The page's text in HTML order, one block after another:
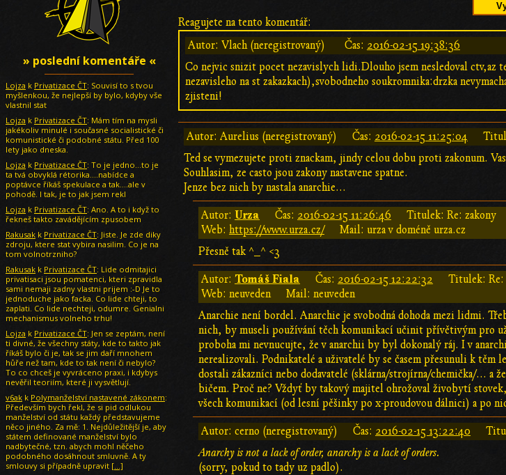
Reagujete na tento komentář:
Autor: Vlach (neregistrovaný)
Čas: 2016-02-15 19:38:36
Co nejvic snizit pocet nezavislych lidi.Dlouho jsem nesledoval ctv,az
nezavisleho na st zakazkach),svobodneho soukromnika:drzka
zjisteni!
Autor: Aurelius (neregistrovaný) Čas: 2016-02-15 11:25:04
Ted se vymezujete proti znackam, jindy celou dobu proti zakonum.
Souhlasim, ze casto jsou zakony nastavene spatne.
Jenze bez nich by nastala anarchie...
Autor: Urza Čas: 2016-02-15 11:26:46 Titulek: Re: zakony
Web:https://www.urza.cz/
Mail: urza v doméně urza.cz
Přesně tak ^_^ <3
Autor:Tomáš Fiala Čas: 2016-02-15 12:22:32 Titulek: Re:
Web: neuveden
Mail: neuveden
Anarchie není bordel. Anarchie je svobodná dohoda mezi lidmi.
nich, by museli používání těch komunikací učinit přívětivým pro
proboha mi nevnucujte, že v anarchii by byl dokonalý ráj. I v
nerealizovali. Podnikatelé a uživatelé by se časem přesunuli k
dostali zákazníci nebo dodavatelé (sklárna/strojírna/chemička/... a
bičem. Proč ne? Vždyť by takový majitel ohrožoval živobytí
všech komunikací (od lesní pěšinky po x-proudovou dálnici) a po
Autor: cerno (neregistrovaný) Čas: 2016-02-15 13:22:40
Anarchy is not a lack of order, anarchy is a lack of orders.
(sorry, pokud to tady uz padlo).
» poslední komentáře «
Lojza k Privatizace ČT: Souvisí to s tvou
myšlenkou, že nejlepší by bylo, kdyby vše
vlastnil stat
Lojza k Privatizace ČT: Mám tím na mysli
jakékoliv minulé i současné socialistické či
komunistické či podobné státu. Před 100
lety jako dneska.
Lojza k Privatizace ČT: To je jedno...to je
ta tvá obvyklá rétorika....nabídce a
poptávce říkáš spekulace a tak....ale v
pohodě. I tak, je to jak jsem rekl
Lojza k Privatizace ČT: Ano. A to i když to
řekneš takto zavádějícím zpusobem
Rakusak k Privatizace ČT: Jiste. Je zde diky
zdroju, ktere stat vybira nasilim. Co je na
tom volnotrzniho?
Rakusak k Privatizace ČT: Lide odmitajici
privatisaci jsou pomatenci, kteri zpravidla
sami nemaji zadny vlastni prijem :-D Je to
jednoduche jako facka. Co lide chteji, to
zaplati. Co lide nechteji, odumre. Genialni
mechanismus volneho trhu!
Lojza k Privatizace ČT: Jen se zeptám, není
ti divné, že všechny státy, kde to takto jak
říkáš bylo či je, tak se jim daří mnohem
hůře než tam, kde to tak není či nebylo?
To co chceš je vyvráceno praxi, i kdybys
nevěřil teoriím, které ji vysvětlují.
v6ak k Polymanželství nastavené zákonem:
Především bych řekl, že si pid odlukou
manželství od státu každý představujeme
něco jiného. Za mě: 1. Nejdůležitější je, aby
státem definované manželství bylo
nadbytečné, tzn. abych mohl něčeho
podobného dosáhnout smluvně. A ty
smlouvy si případně upravit […]